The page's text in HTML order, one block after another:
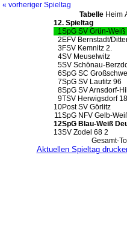
« vorheriger Spieltag
Tabelle Heim
12. Spieltag
1SpG SV Grün-Weiß
2 EFV Bernstadt/
3FSV Kemnitz 2.
4SV Meuselwitz
5SV Schönau-
6SpG SC
7SpG SV Lautitz 96
8SpG SV Arnsdorf-
9TSV Herwigsdorf
10Post SV Görlitz
11SpG NFV Gelb-
12SpG Blau-Weiß
13SV Zodel 68 2
Gesamt-
Aktuellen Spieltag